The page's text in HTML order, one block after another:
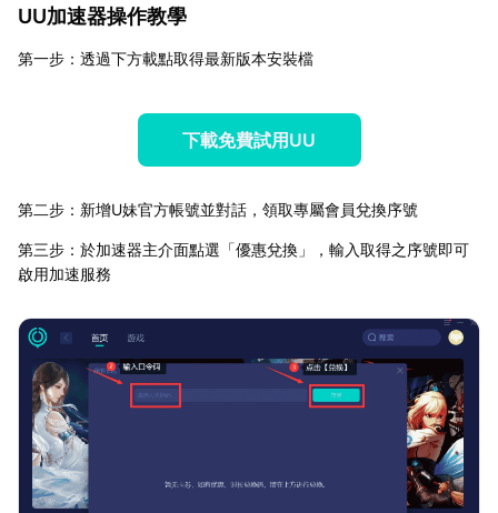
UU加速器操作教學
第一步：透過下方載點取得最新版本安裝檔
下載免費試用UU
第二步：新增U妹官方帳號並對話，領取專屬會員兌換序號
第三步：於加速器主介面點選「優惠兌換」，輸入取得之序號即可
啟用加速服務